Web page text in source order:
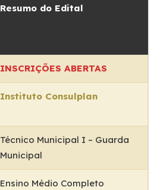
Resumo do Edital
INSCRIÇÕES ABERTAS
Instituto Consulplan
Técnico Municipal I – Guarda
Municipal
Ensino Médio Completo